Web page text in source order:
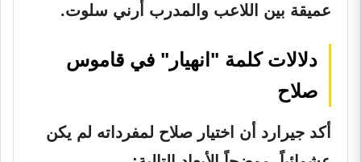
عميقة بين اللاعب والمدرب أرني سلوت.
دلالات كلمة "انهيار" في قاموس
صلاح
أكد جيرارد أن اختيار صلاح لمفرداته لم يكن